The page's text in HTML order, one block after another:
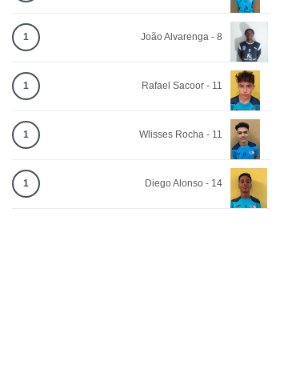
1 João Alvarenga - 8
1 Rafael Sacoor - 11
1 Wlisses Rocha - 11
1 Diego Alonso - 14